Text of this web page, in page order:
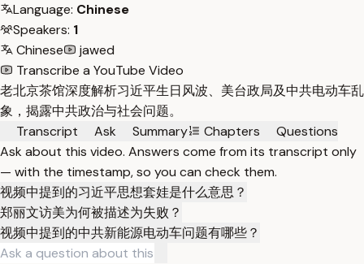
Language: Chinese
Speakers: 1
Chinese
jawed
Transcribe a YouTube Video
老北京茶馆深度解析习近平生日风波、美台政局及中共电动车乱
象，揭露中共政治与社会问题。
Transcript
Ask Summary Chapters
Questions
Ask about this video. Answers come from its transcript only
— with the timestamp, so you can check them.
视频中提到的习近平思想套娃是什么意思？
郑丽文访美为何被描述为失败？
视频中提到的中共新能源电动车问题有哪些？